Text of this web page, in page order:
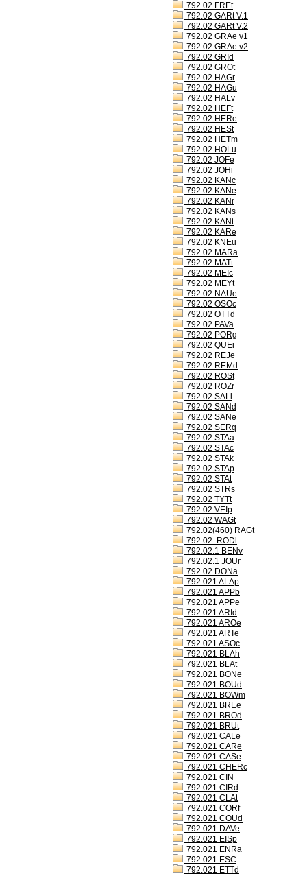
792.02 FREt
792.02 GARt V.1
792.02 GARt V.2
792.02 GRAe v1
792.02 GRAe v2
792.02 GRId
792.02 GROt
792.02 HAGr
792.02 HAGu
792.02 HALv
792.02 HEFt
792.02 HERe
792.02 HESt
792.02 HETm
792.02 HOLu
792.02 JOFe
792.02 JOHi
792.02 KANc
792.02 KANe
792.02 KANr
792.02 KANs
792.02 KANt
792.02 KARe
792.02 KNEu
792.02 MARa
792.02 MATt
792.02 MEIc
792.02 MEYt
792.02 NAUe
792.02 OSOc
792.02 OTTd
792.02 PAVa
792.02 PORg
792.02 QUEi
792.02 REJe
792.02 REMd
792.02 ROSt
792.02 ROZr
792.02 SALi
792.02 SANd
792.02 SANe
792.02 SERq
792.02 STAa
792.02 STAc
792.02 STAk
792.02 STAp
792.02 STAt
792.02 STRs
792.02 TYTt
792.02 VEIp
792.02 WAGt
792.02(460) RAGt
792.02. RODl
792.02.1 BENv
792.02.1 JOUr
792.02.DONa
792.021 ALAp
792.021 APPb
792.021 APPe
792.021 ARId
792.021 AROe
792.021 ARTe
792.021 ASOc
792.021 BLAh
792.021 BLAt
792.021 BONe
792.021 BOUd
792.021 BOWm
792.021 BREe
792.021 BROd
792.021 BRUt
792.021 CALe
792.021 CARe
792.021 CASe
792.021 CHERc
792.021 CIN
792.021 CIRd
792.021 CLAt
792.021 CORf
792.021 COUd
792.021 DAVe
792.021 EISp
792.021 ENRa
792.021 ESC
792.021 ETTd